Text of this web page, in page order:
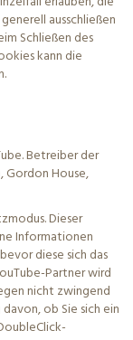
ausschließen
Schließen des
kann die
Betreiber der
Gordon House,
Dieser
Informationen
diese sich das
Partner wird
nicht zwingend
ob Sie sich ein
-